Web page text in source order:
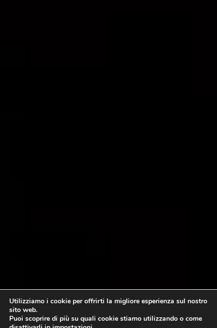
Utilizziamo i cookie per offrirti la migliore esperienza sul nostro
sito web.
Puoi scoprire di più su quali cookie stiamo utilizzando o come